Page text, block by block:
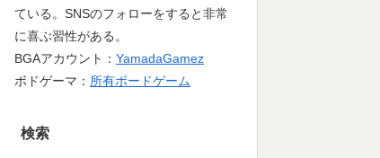
ている。SNSのフォローをすると非常
に喜ぶ習性がある。
BGAアカウント： YamadaGamez
ボドゲーマ： 所有ボードゲーム
検索